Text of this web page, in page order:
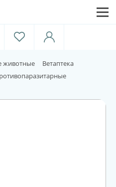
Ветаптека